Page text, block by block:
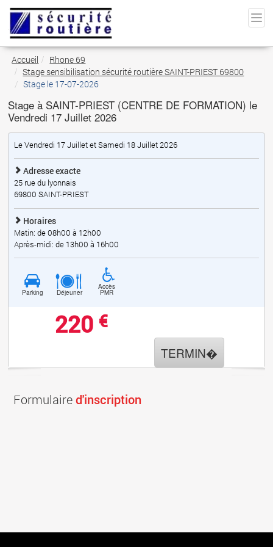
Accueil
Rhone 69
Stage sensibilisation sécurité routière SAINT-PRIEST 69800
Stage le 17-07-2026
Stage à SAINT-PRIEST (CENTRE DE FORMATION) le
Vendredi 17 Juillet 2026
Le Vendredi 17 Juillet et Samedi 18 Juillet 2026
Adresse exacte
25 rue du lyonnais
69800 SAINT-PRIEST
Horaires
Matin: de 08h00 à 12h00
Après-midi: de 13h00 à 16h00
Parking Déjeuner
Accès
PMR
220 €
TERMIN�
Formulaired'inscription